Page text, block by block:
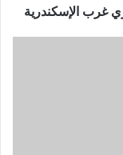
غرب الإسكندرية